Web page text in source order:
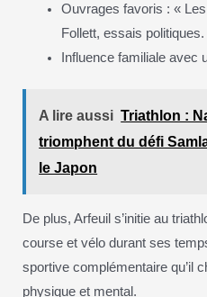
Ouvrages favoris : «
Follett, essais politiques.
Influence familiale avec
A lire aussi Triathlon :
triomphent du défi
le Japon
De plus, Arfeuil s’initie au
course et vélo durant ses
sportive complémentaire qu’il
physique et mental.